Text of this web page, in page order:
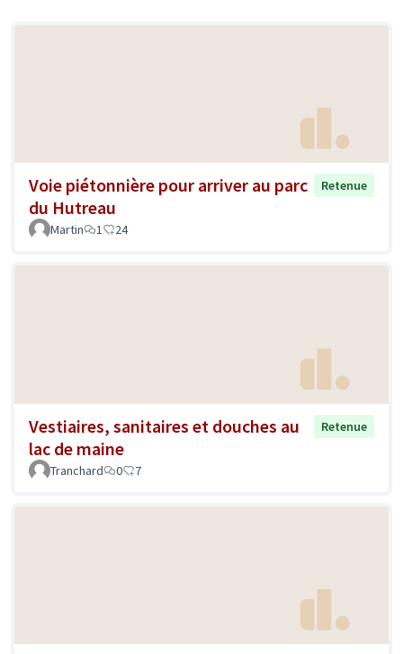
Voie piétonnière pour arriver au parc
du Hutreau
Retenue
Martin 1 24
Vestiaires, sanitaires et douches au
lac de maine
Retenue
Tranchard 0 7